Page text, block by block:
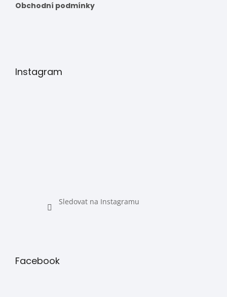
Obchodní podmínky
Instagram
Sledovat na Instagramu
Facebook